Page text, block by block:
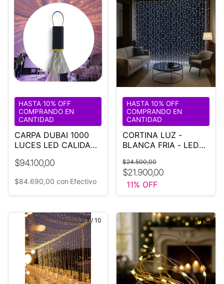
CARPA DUBAI 1000
LUCES LED CALIDAS
$94.100,00
HASTA 10% OFF
COMPRANDO EN
CANTIDAD
$84.690,00 con Efectivo
CORTINA LUZ -
BLANCA FRIA - LED
$21.900,00
$24.500,00
11% OFF
HASTA 10% OFF
COMPRANDO EN
CANTIDAD
1/ 10 1/4